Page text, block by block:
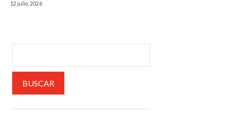
12 julio, 2026